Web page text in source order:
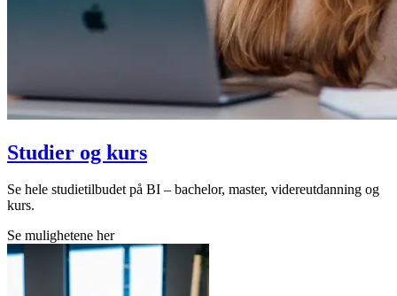
Studier og kurs
Se hele studietilbudet på BI – bachelor, master, videreutdanning og
kurs.
Se mulighetene her